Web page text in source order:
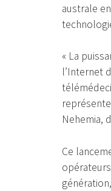
australe
« La
l’Internet
Nehemia,
Ce